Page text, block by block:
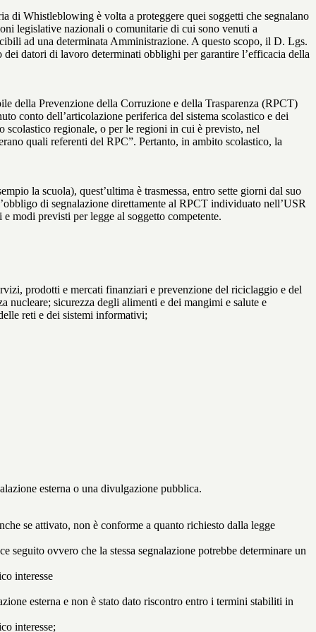
di Whistleblowing è volta a proteggere quei soggetti che segnalano
legislative nazionali o comunitarie di cui sono venuti a
ad una determinata Amministrazione. A questo scopo, il D. Lgs.
dei datori di lavoro determinati obblighi per garantire l’efficacia della
della Prevenzione della Corruzione e della Trasparenza (RPCT)
conto dell’articolazione periferica del sistema scolastico e dei
regionale, o per le regioni in cui è previsto, nel
quali referenti del RPC”. Pertanto, in ambito scolastico, la
la scuola), quest’ultima è trasmessa, entro sette giorni dal suo
di segnalazione direttamente al RPCT individuato nell’USR
modi previsti per legge al soggetto competente.
prodotti e mercati finanziari e prevenzione del riciclaggio e del
nucleare; sicurezza degli alimenti e dei mangimi e salute e
reti e dei sistemi informativi;
esterna o una divulgazione pubblica.
se attivato, non è conforme a quanto richiesto dalla legge
seguito ovvero che la stessa segnalazione potrebbe determinare un
interesse
esterna e non è stato dato riscontro entro i termini stabiliti in
interesse;